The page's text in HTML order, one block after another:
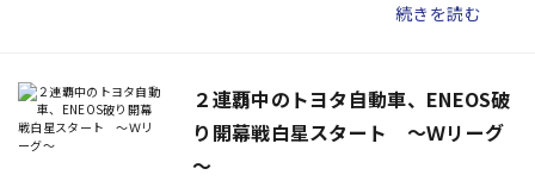
続きを読む
２連覇中のトヨタ自動車、ENEOS破
り開幕戦白星スタート ～Ｗリーグ
～